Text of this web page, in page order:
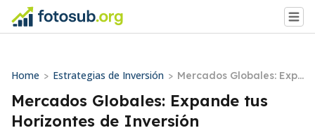
Home > Estrategias de Inversión > Mercados Globales: Exp
ande tus Horizontes de I
nversión
Mercados Globales: Expande tus
Horizontes de Inversión